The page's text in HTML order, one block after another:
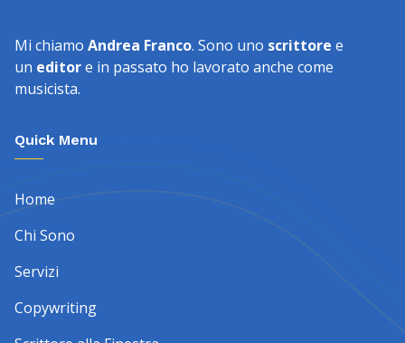
Mi chiamo Andrea Franco. Sono uno scrittore e
un editore in passato ho lavorato anche come
musicista.
Quick Menu
Home
Chi Sono
Servizi
Copywriting